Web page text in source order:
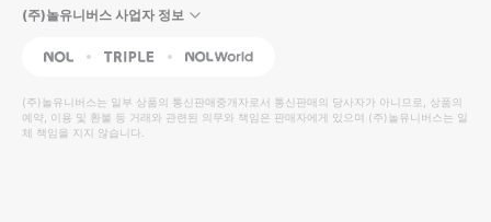
높
은
순
동
영
상
(주)놀유니버스 사업자 정보
NOL Triple Interpark Global
(주)놀유니버스는 일부 상품의 통신판매중개자로서 통신판매의 당사자가 아니므로, 상품의
예약, 이용 및 환불 등 거래와 관련된 의무와 책임은 판매자에게 있으며 (주)놀유니버스는 일
체 책임을 지지 않습니다.